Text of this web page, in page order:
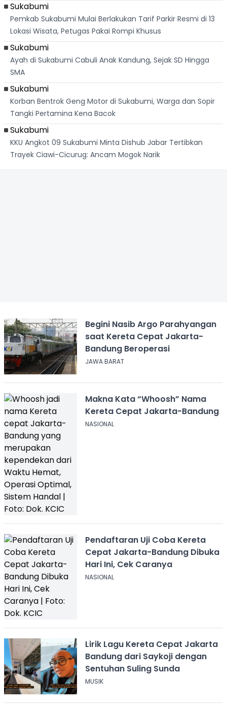
Sukabumi
Pemkab Sukabumi Mulai Berlakukan Tarif Parkir Resmi di 13
Lokasi Wisata, Petugas Pakai Rompi Khusus
Sukabumi
Ayah di Sukabumi Cabuli Anak Kandung, Sejak SD Hingga
SMA
Sukabumi
Korban Bentrok Geng Motor di Sukabumi, Warga dan Sopir
Tangki Pertamina Kena Bacok
Sukabumi
KKU Angkot 09 Sukabumi Minta Dishub Jabar Tertibkan
Trayek Ciawi-Cicurug: Ancam Mogok Narik
Begini Nasib Argo Parahyangan
saat Kereta Cepat Jakarta-
Bandung Beroperasi
JAWA BARAT
Makna Kata “Whoosh” Nama
Kereta Cepat Jakarta-Bandung
NASIONAL
Pendaftaran Uji Coba Kereta
Cepat Jakarta-Bandung Dibuka
Hari Ini, Cek Caranya
NASIONAL
Lirik Lagu Kereta Cepat Jakarta
Bandung dari Saykoji dengan
Sentuhan Suling Sunda
MUSIK